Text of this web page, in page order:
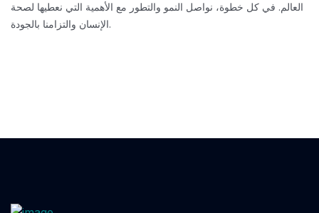
العالم. في كل خطوة، نواصل النمو والتطور مع الأهمية التي نعطيها لصحة
الإنسان والتزامنا بالجودة.